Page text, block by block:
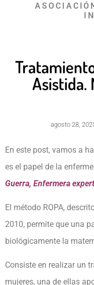
Asistida.
agosto 28,
En este post, vamos a
es el papel de la
Guerra, Enfermera
El método ROPA,
2010, permite que una
biológicamente la
Consiste en realizar un
mujeres, una de ellas